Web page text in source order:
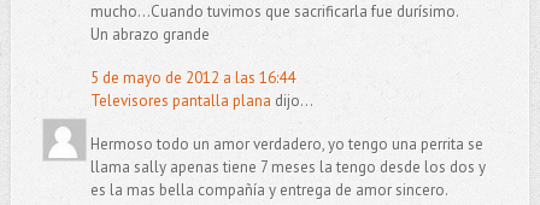
mucho...Cuando tuvimos que sacrificarla fue durísimo.
Un abrazo grande
5 de mayo de 2012 a las 16:44
Televisores pantalla plana dijo...
Hermoso todo un amor verdadero, yo tengo una perrita se
llama sally apenas tiene 7 meses la tengo desde los dos y
es la mas bella compañía y entrega de amor sincero.